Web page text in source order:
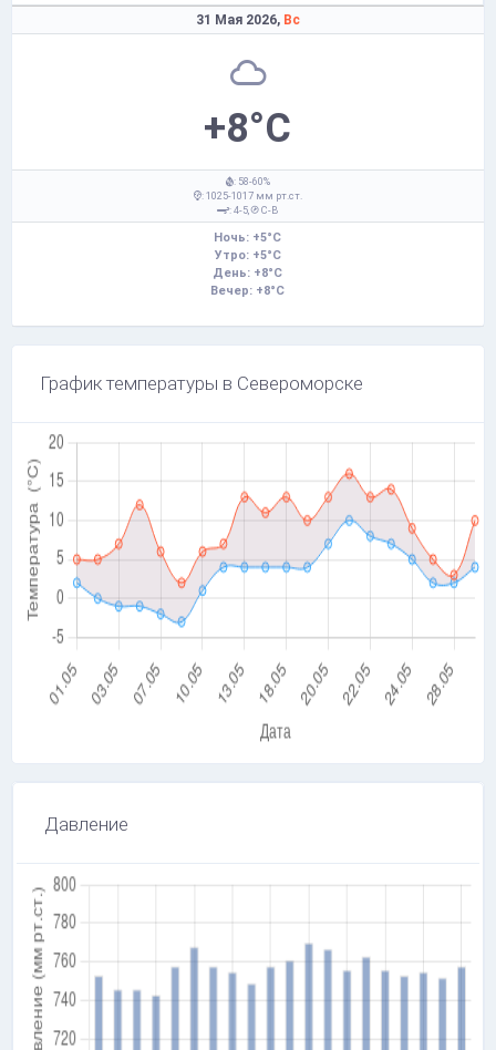
31 Мая 2026, Вс
+8°C
: 58-60%
: 1025-1017 мм рт.ст.
: 4-5,
С-В
Ночь: +5°C
Утро: +5°C
День: +8°C
Вечер: +8°C
График температуры в Североморске
Давление